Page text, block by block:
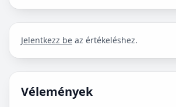
Jelentkezz be az értékeléshez.
Vélemények